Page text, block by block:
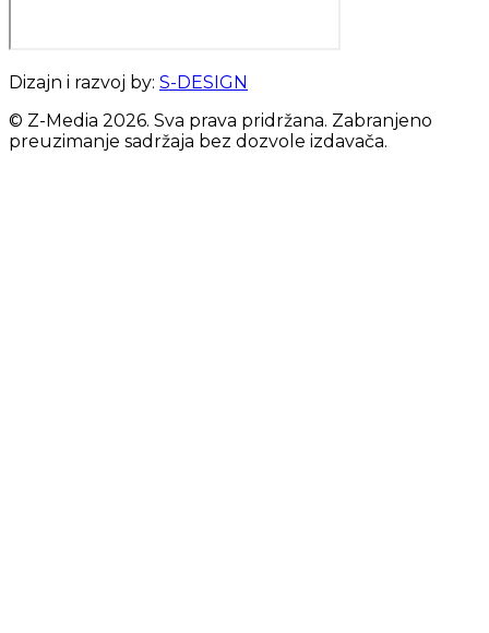
Dizajn i razvoj by: S-DESIGN
© Z-Media 2026. Sva prava pridržana. Zabranjeno
preuzimanje sadržaja bez dozvole izdavača.